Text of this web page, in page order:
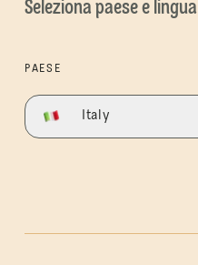
Seleziona paese e lingua
PAESE
Italy